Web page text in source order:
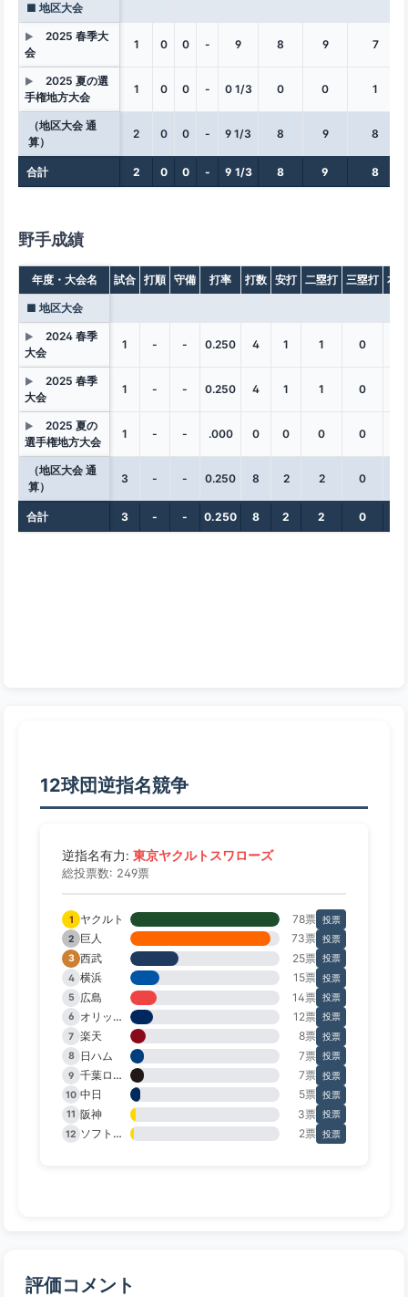
■ 地区大会
▶
2025 春季大
会
1 0 0 - 9 8 9 7
▶
2025 夏の選
手権地方大会
1 0 0 - 0 1/3 0 0 1
（地区大会 通
算）
2 0 0 - 9 1/3 8 9 8
合計 2 0 0 - 9 1/3 8 9 8
野手成績
年度・大会名 試合 打順 守備 打率 打数 安打 二塁打 三塁打 本
■ 地区大会
▶
2024 春季
大会
1 - - 0.250 4 1 1 0
▶
2025 春季
大会
1 - - 0.250 4 1 1 0
▶
2025 夏の
選手権地方大会
1 - - .000 0 0 0 0
（地区大会 通
算）
3 - - 0.250 8 2 2 0
合計 3 - - 0.250 8 2 2 0
12球団逆指名競争
逆指名有力: 東京ヤクルトスワローズ
総投票数: 249票
1 ヤクルト 78票 投票
2
巨人 73票 投票
3 西武 25票 投票
4 横浜 15票 投票
5
広島 14票 投票
6
オリックス 12票 投票
7 楽天 8票 投票
8
日ハム 7票 投票
9
千葉ロッテ 7票 投票
10 中日 5票 投票
11 阪神 3票 投票
12
ソフトバンク 2票 投票
評価コメント